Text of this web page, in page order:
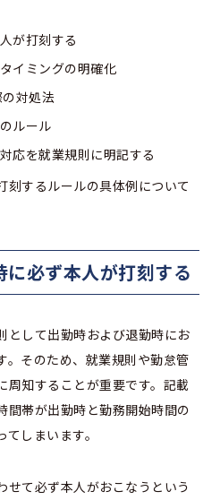
が打刻する
イミングの明確化
対処法
ルール
応を就業規則に明記する
刻するルールの具体例について
必ず本人が打刻する
として出勤時および退勤時にお
。そのため、就業規則や勤怠管
周知することが重要です。記載
間帯が出勤時と勤務開始時間の
しまいます。
せて必ず本人がおこなうという